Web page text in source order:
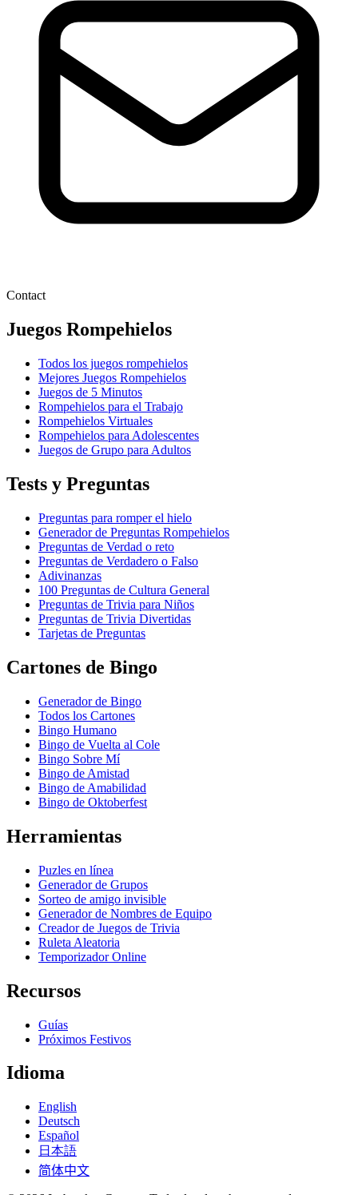
Contact
Juegos Rompehielos
Todos los juegos rompehielos
Mejores Juegos Rompehielos
Juegos de 5 Minutos
Rompehielos para el Trabajo
Rompehielos Virtuales
Rompehielos para Adolescentes
Juegos de Grupo para Adultos
Tests y Preguntas
Preguntas para romper el hielo
Generador de Preguntas Rompehielos
Preguntas de Verdad o reto
Preguntas de Verdadero o Falso
Adivinanzas
100 Preguntas de Cultura General
Preguntas de Trivia para Niños
Preguntas de Trivia Divertidas
Tarjetas de Preguntas
Cartones de Bingo
Generador de Bingo
Todos los Cartones
Bingo Humano
Bingo de Vuelta al Cole
Bingo Sobre Mí
Bingo de Amistad
Bingo de Amabilidad
Bingo de Oktoberfest
Herramientas
Puzles en línea
Generador de Grupos
Sorteo de amigo invisible
Generador de Nombres de Equipo
Creador de Juegos de Trivia
Ruleta Aleatoria
Temporizador Online
Recursos
Guías
Próximos Festivos
Idioma
English
Deutsch
Español
日本語
简体中文